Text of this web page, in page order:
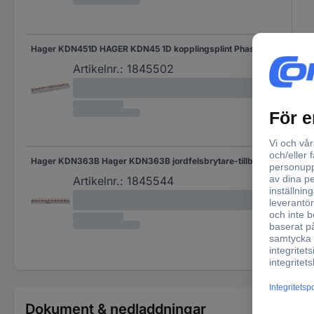
Artikelnr.: 1845502
Hager KDN363B Hager KDN363B jordfelsbrytare-tillbehör Phase busbar Grå 1 st
Artikelnr.: 1845544
Dokument & nedladdningar